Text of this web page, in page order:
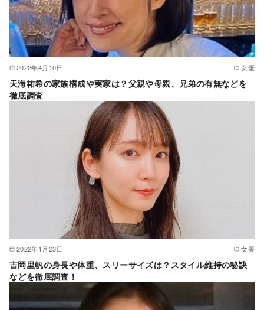
2022年4月10日 女優
天海祐希の家族構成や実家は？父親や母親、兄弟の有無などを
徹底調査
2022年1月23日 女優
吉岡里帆の身長や体重、スリーサイズは？スタイル維持の秘訣
などを徹底調査！